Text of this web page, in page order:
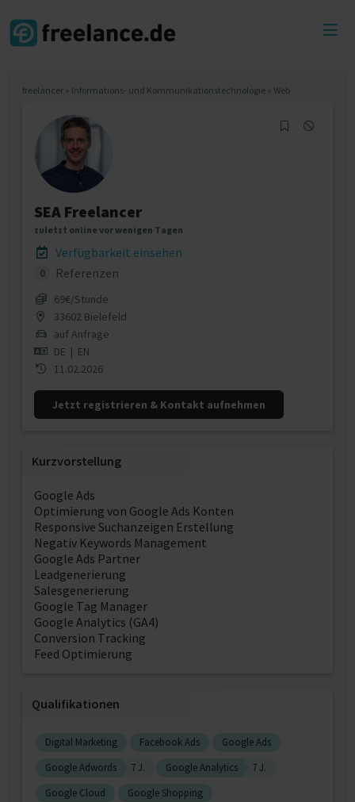
freelancer » Informations- und Kommunikationstechnologie » Web
SEA Freelancer
zuletzt online vor wenigen Tagen
Verfügbarkeit einsehen
0 Referenzen
69€/Stunde
33602 Bielefeld
auf Anfrage
DE | EN
11.02.2026
Jetzt registrieren & Kontakt aufnehmen
Kurzvorstellung
Google Ads
Optimierung von Google Ads Konten
Responsive Suchanzeigen Erstellung
Negativ Keywords Management
Google Ads Partner
Leadgenerierung
Salesgenerierung
Google Tag Manager
Google Analytics (GA4)
Conversion Tracking
Feed Optimierung
Qualifikationen
Digital Marketing Facebook Ads
Google Ads
Google Adwords
7 J. Google Analytics
7 J.
Google Cloud
Google Shopping